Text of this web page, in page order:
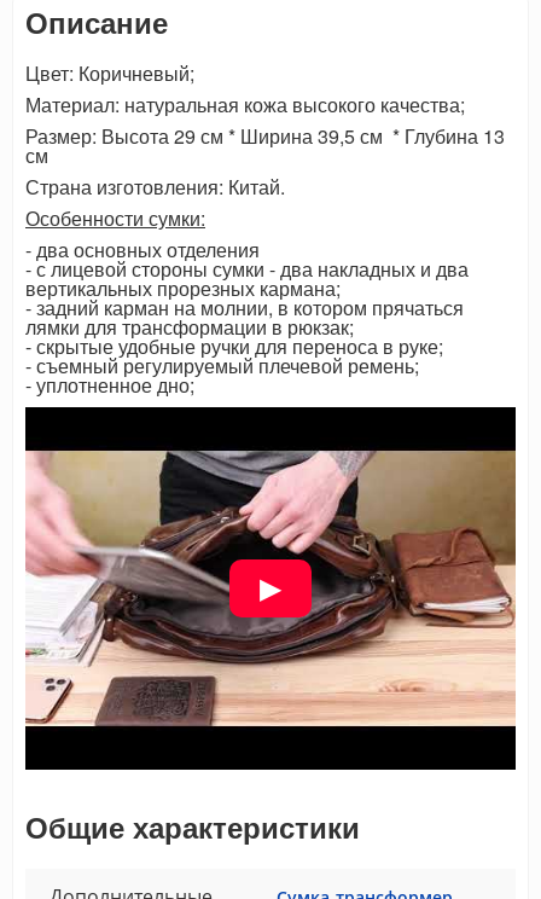
Описание
Цвет: Коричневый;
Материал: натуральная кожа высокого качества;
Размер: Высота 29 см * Ширина 39,5 см * Глубина 13
см
Страна изготовления: Китай.
Особенности сумки:
- два основных отделения
- с лицевой стороны сумки - два накладных и два
вертикальных прорезных кармана;
- задний карман на молнии, в котором прячаться
лямки для трансформации в рюкзак;
- скрытые удобные ручки для переноса в руке;
- съемный регулируемый плечевой ремень;
- уплотненное дно;
Общие характеристики